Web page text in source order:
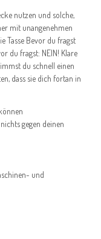
nutzen und solche,
mit unangenehmen
Tasse Bevor du fragst
du fragst: NEIN! Klare
du schnell einen
dass sie dich fortan in
gegen deinen
und